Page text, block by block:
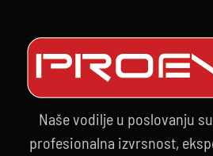
Naše vodilje u poslovanju
profesionalna izvrsnost,